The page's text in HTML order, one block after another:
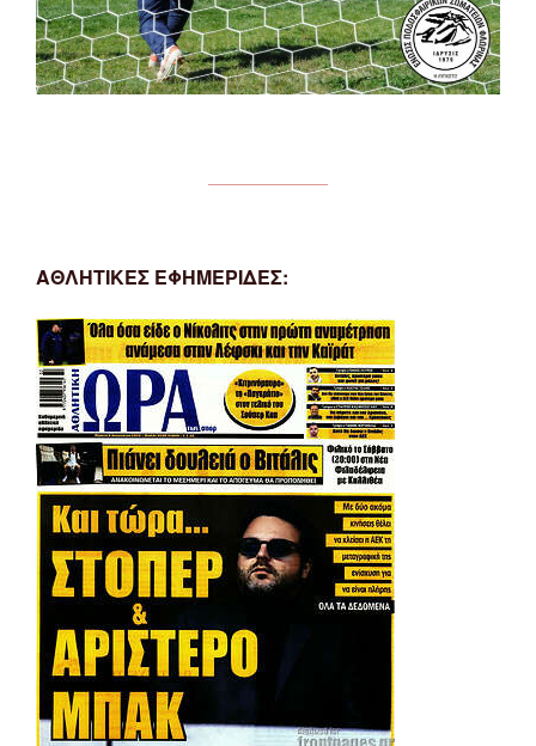
ΑΘΛΗΤΙΚΕΣ ΕΦΗΜΕΡΙΔΕΣ: